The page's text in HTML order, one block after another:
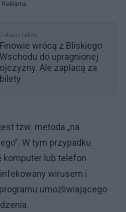
Reklama
Zobacz także
Finowie wrócą z Bliskiego
Wschodu do upragnionej
ojczyzny. Ale zapłacą za
bilety
tzw. metoda „na
W tym przypadku
komputer lub telefon
wirusem i
umożliwiającego